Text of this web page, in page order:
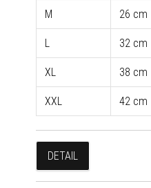
M 26 cm
L 32 cm
XL 38 cm
XXL 42 cm
DETAIL